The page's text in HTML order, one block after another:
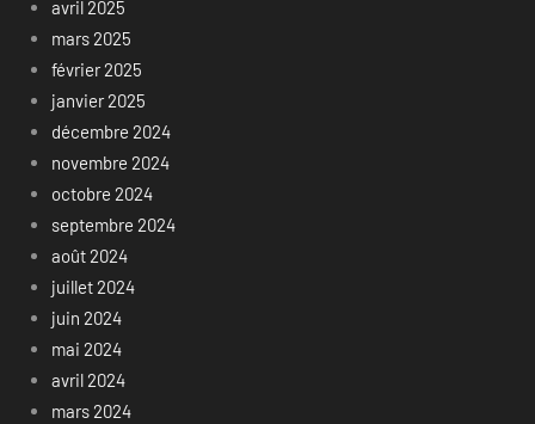
avril 2025
mars 2025
février 2025
janvier 2025
décembre 2024
novembre 2024
octobre 2024
septembre 2024
août 2024
juillet 2024
juin 2024
mai 2024
avril 2024
mars 2024